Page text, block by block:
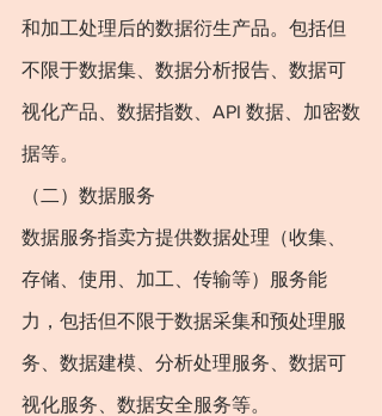
和加工处理后的数据衍生产品。包括但
不限于数据集、数据分析报告、数据可
视化产品、数据指数、API 数据、加密数
据等。
（二）数据服务
数据服务指卖方提供数据处理（收集、
存储、使用、加工、传输等）服务能
力，包括但不限于数据采集和预处理服
务、数据建模、分析处理服务、数据可
视化服务、数据安全服务等。